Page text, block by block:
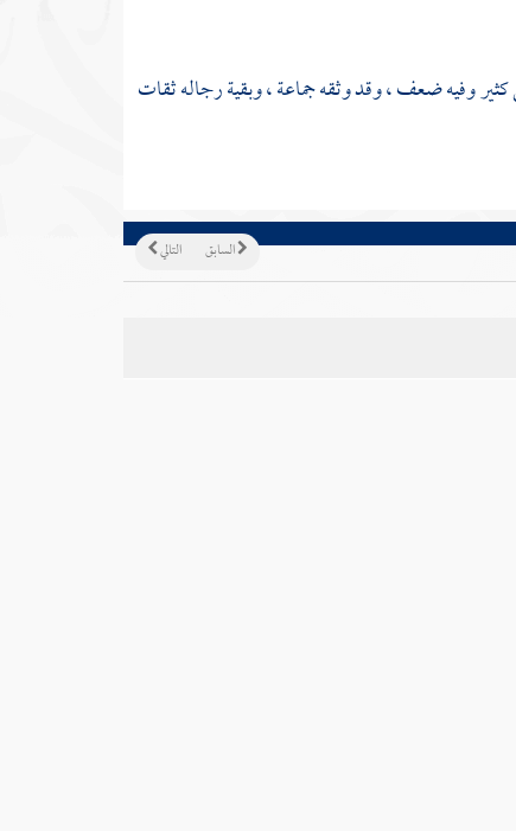
وفيه ضعف ، وقد وثقه جماعة ، وبقية رجاله ثقات
التالي السابق